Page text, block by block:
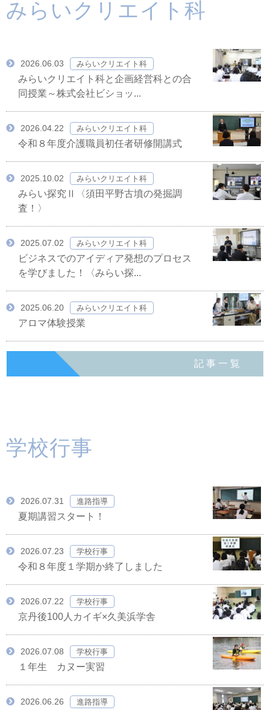
みらいクリエイト科
2026.06.03 みらいクリエイト科
みらいクリエイト科と企画経営科との合
同授業～株式会社ビショッ...
2026.04.22 みらいクリエイト科
令和８年度介護職員初任者研修開講式
2025.10.02 みらいクリエイト科
みらい探究Ⅱ〈須田平野古墳の発掘調
査！〉
2025.07.02 みらいクリエイト科
ビジネスでのアイディア発想のプロセス
を学びました！〈みらい探...
2025.06.20 みらいクリエイト科
アロマ体験授業
記事一覧
学校行事
2026.07.31 進路指導
夏期講習スタート！
2026.07.23 学校行事
令和８年度１学期か終了しました
2026.07.22 学校行事
京丹後100人カイギ×久美浜学舎
2026.07.08 学校行事
１年生 カヌー実習
2026.06.26 進路指導